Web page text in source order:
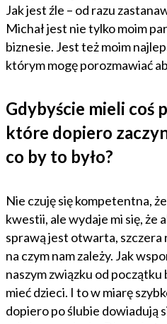
Jak jest źle – od razu
Michał jest nie tylko moim
biznesie. Jest też moim
którym mogę porozmawiać
Gdybyście mieli coś
które dopiero
co by to było?
Nie czuję się kompetentna,
kwestii, ale wydaje mi się, że
sprawą jest otwarta, szczera
na czym nam zależy. Jak
naszym związku od początku
mieć dzieci. I to w miarę
dopiero po ślubie dowiadują